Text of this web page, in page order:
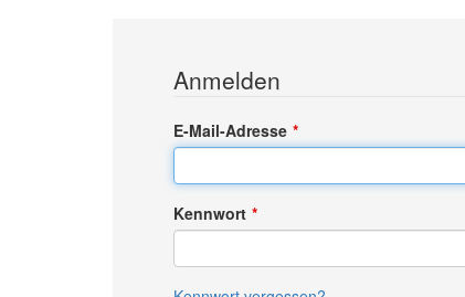
Anmelden
E-Mail-Adresse
Kennwort